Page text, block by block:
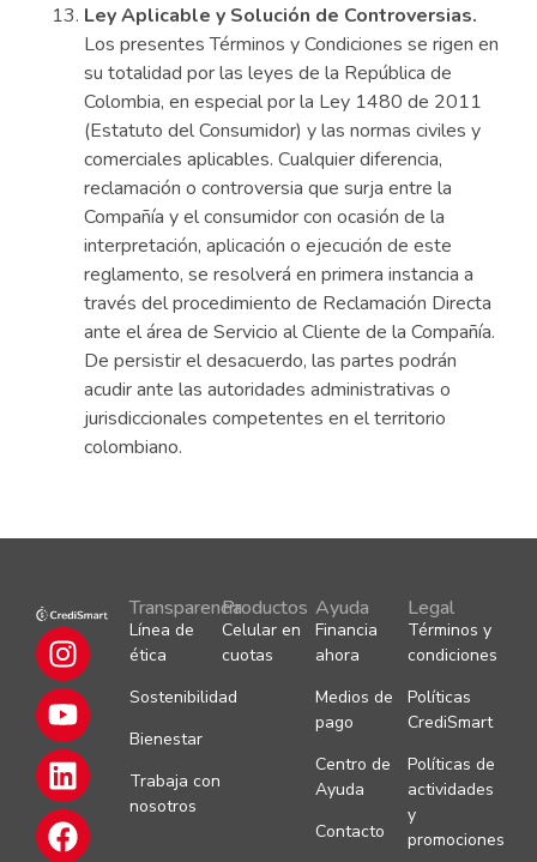
Ley Aplicable y Solución de Controversias.
Los presentes Términos y Condiciones se rigen en
su totalidad por las leyes de la República de
Colombia, en especial por la Ley 1480 de 2011
(Estatuto del Consumidor) y las normas civiles y
comerciales aplicables. Cualquier diferencia,
reclamación o controversia que surja entre la
Compañía y el consumidor con ocasión de la
interpretación, aplicación o ejecución de este
reglamento, se resolverá en primera instancia a
través del procedimiento de Reclamación Directa
ante el área de Servicio al Cliente de la Compañía.
De persistir el desacuerdo, las partes podrán
acudir ante las autoridades administrativas o
jurisdiccionales competentes en el territorio
colombiano.
Transparencia
Línea de
ética
Sostenibilidad
Bienestar
Trabaja con
nosotros
Productos
Celular en
cuotas
Ayuda
Financia
ahora
Medios de
pago
Centro de
Ayuda
Contacto
Legal
Términos y
condiciones
Políticas
CrediSmart
Políticas de
actividades
y
promociones